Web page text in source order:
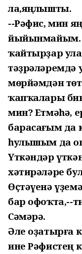
ла,яңлышты.
--Рәфис, мин
йыйынмайым.
ҡайтырҙар
тәҙрәләремдә
мөрйәмдән
ҡапҡалары
мин? Етмәһә,
барасағым
һулышым да
Үткәндәр
хәтирәләре
Өҫтәүенә
бар офоҡта,--
Сәмәрә.
Әле оҙатырға
ине Рәфистең